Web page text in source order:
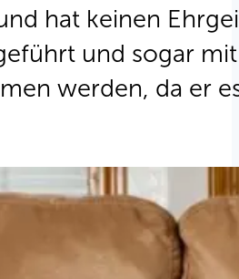
hat keinen
und sogar
werden, da er